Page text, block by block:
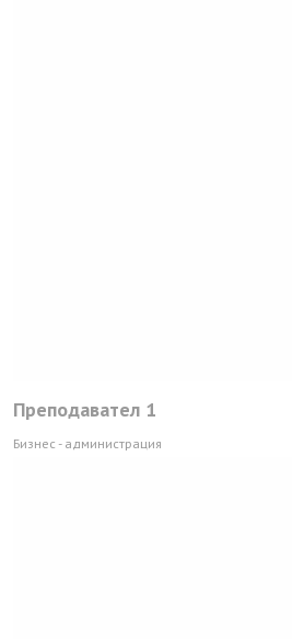
Преподавател 1
Бизнес - администрация